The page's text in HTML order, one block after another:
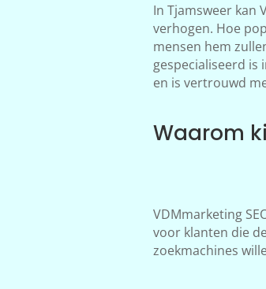
In Tjamsweer kan
verhogen. Hoe
mensen hem
gespecialiseerd is
en is vertrouwd
Waarom
VDMmarketing
voor klanten die
zoekmachines